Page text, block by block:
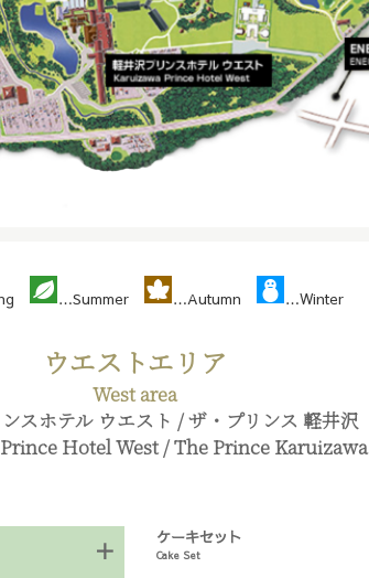
…Summer …Autumn …Winter
ウエストエリア
West area
スホテル ウエスト / ザ・プリンス 軽井沢
Hotel West / The Prince Karuizawa
＋
ケーキセット
Cake Set